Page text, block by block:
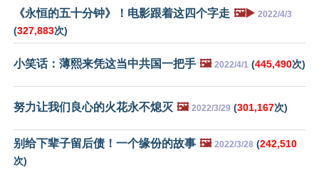
《永恒的五十分钟》！电影跟着这四个字走 🖼️▶️ 2022/4/3
(327,883次)
小笑话：薄熙来凭这当中共国一把手 🖼️ 2022/4/1 (445,490次)
努力让我们良心的火花永不熄灭 🖼️ 2022/3/29 (301,167次)
别给下辈子留后债！一个缘份的故事 🖼️ 2022/3/28 (242,510
次)